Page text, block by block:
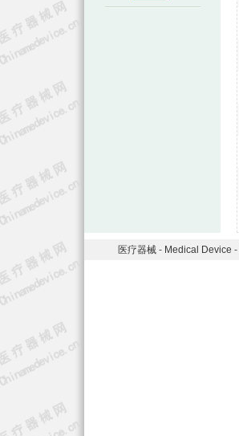
医疗器械 - Medical Device -